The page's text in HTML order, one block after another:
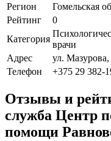
Регион
Гомельская
Рейтинг
0
Категория
врачи
Адрес
ул. Мазурова,
Телефон
+375 29 382-
Отзывы и
служба Центр
помощи